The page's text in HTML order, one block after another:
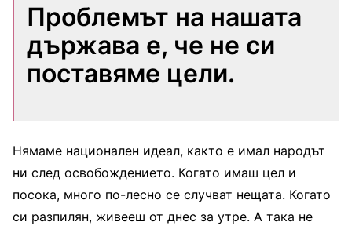
Проблемът на нашата
държава е, че не си
поставяме цели.
Нямаме национален идеал, както е имал народът
ни след освобождението. Когато имаш цел и
посока, много по-лесно се случват нещата. Когато
си разпилян, живееш от днес за утре. А така не